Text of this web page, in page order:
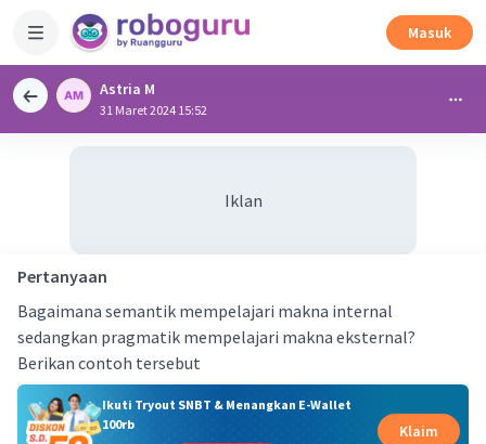
Masuk
Astria M
31 Maret 2024 15:52
Iklan
Pertanyaan
Bagaimana semantik mempelajari makna internal
sedangkan pragmatik mempelajari makna eksternal?
Berikan contoh tersebut
Ikuti Tryout SNBT & Menangkan E-Wallet
100rb
Klaim